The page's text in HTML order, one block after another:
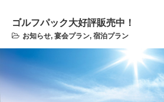
ゴルフパック大好評販売中！
お知らせ, 宴会プラン, 宿泊プラン